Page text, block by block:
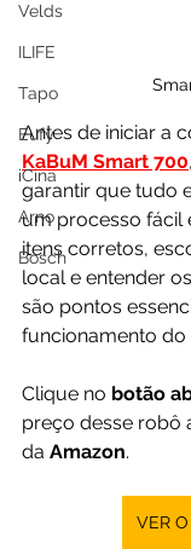
Velds
ILIFE
Tapo
Eufy
iCina
Arno
Bosch
Antes de iniciar a
KaBuM Smart 700
garantir que tudo
um processo fácil
itens corretos,
local e entender
são pontos
funcionamento do
Clique no botão
preço desse robô
da Amazon.
VER